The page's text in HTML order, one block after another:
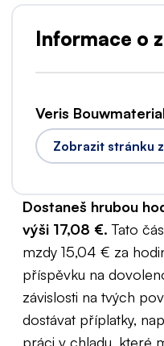
Informace o
Veris
Zobrazit stránku
Dostaneš hrubou
výši 17,08 €.Tato
mzdy 15,04 € za
příspěvku na
závislosti na tvých
dostávat příplatky,
práci v chladu, které